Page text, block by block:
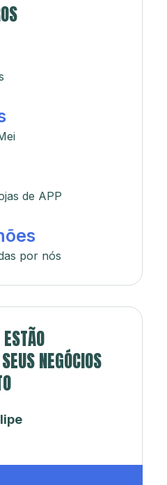
de APP
por nós
NEGÓCIOS
e sorveteria
- RJ